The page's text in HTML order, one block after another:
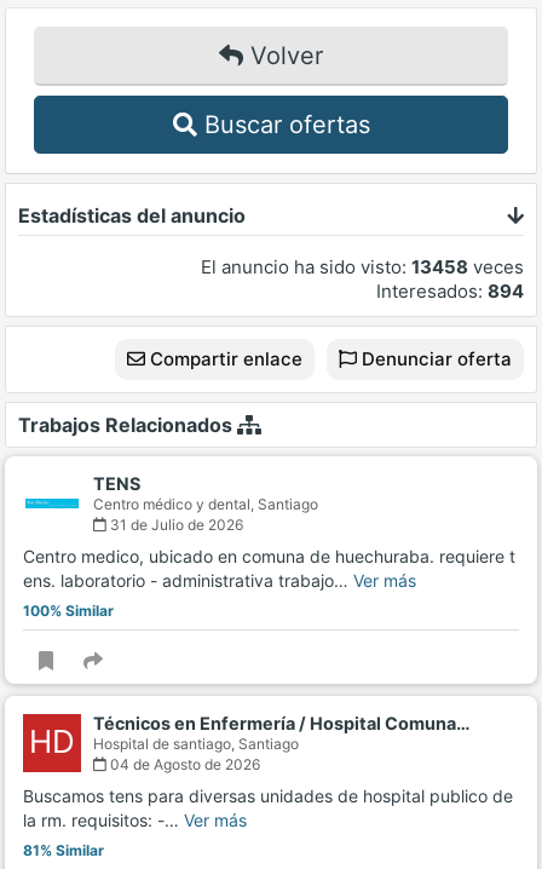
Volver
Buscar ofertas
Estadísticas del anuncio
El anuncio ha sido visto: 13458 veces
Interesados: 894
Compartir enlace Denunciar oferta
Trabajos Relacionados
TENS
Centro médico y dental, Santiago
31 de Julio de 2026
Centro medico, ubicado en comuna de huechuraba. requiere t
ens. laboratorio - administrativa trabajo… Ver más
100% Similar
HD Técnicos en Enfermería / Hospital Comuna…
Hospital de santiago, Santiago
04 de Agosto de 2026
Buscamos tens para diversas unidades de hospital publico de
la rm. requisitos: -… Ver más
81% Similar